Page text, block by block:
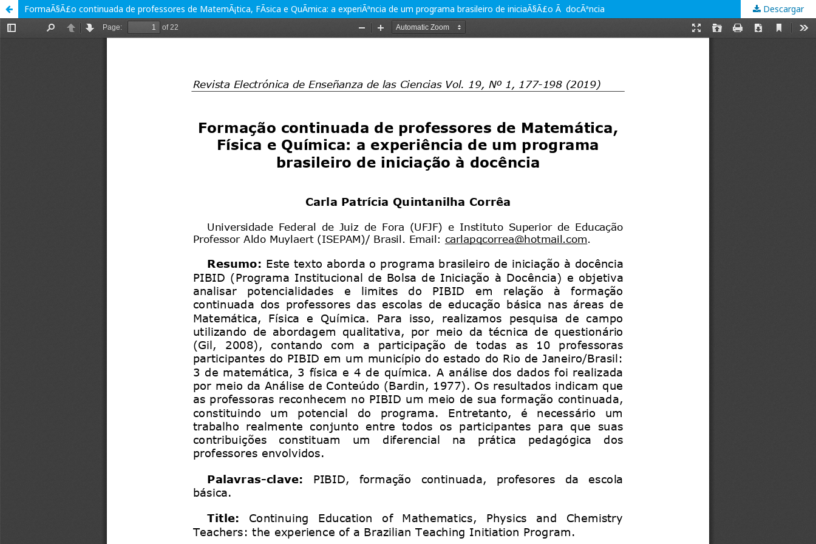
FormaÃ§Ã£o continuada de professores de MatemÃ¡tica, FÃ­sica e QuÃ­mica: a experiÃªncia de um programa brasileiro de iniciaÃ§Ã£o Ã docÃªncia Descargar